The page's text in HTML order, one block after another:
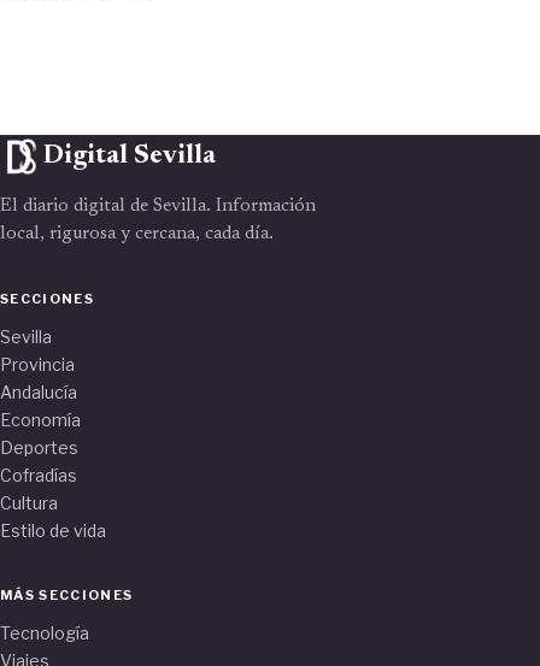
Digital Sevilla
El diario digital de Sevilla. Información
local, rigurosa y cercana, cada día.
SECCIONES
Sevilla
Provincia
Andalucía
Economía
Deportes
Cofradías
Cultura
Estilo de vida
MÁS SECCIONES
Tecnología
Viajes